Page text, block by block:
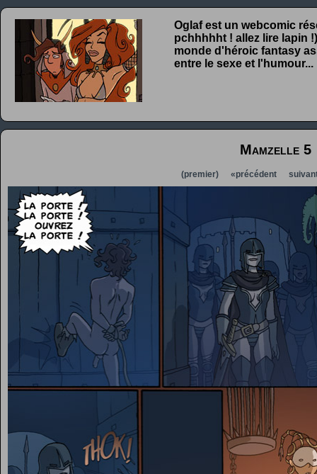
Oglaf est un webcomic
pchhhhht ! allez lire lapin
monde d'héroic fantasy
entre le sexe et l'humour...
Mamzelle 5
(premier) «précédent